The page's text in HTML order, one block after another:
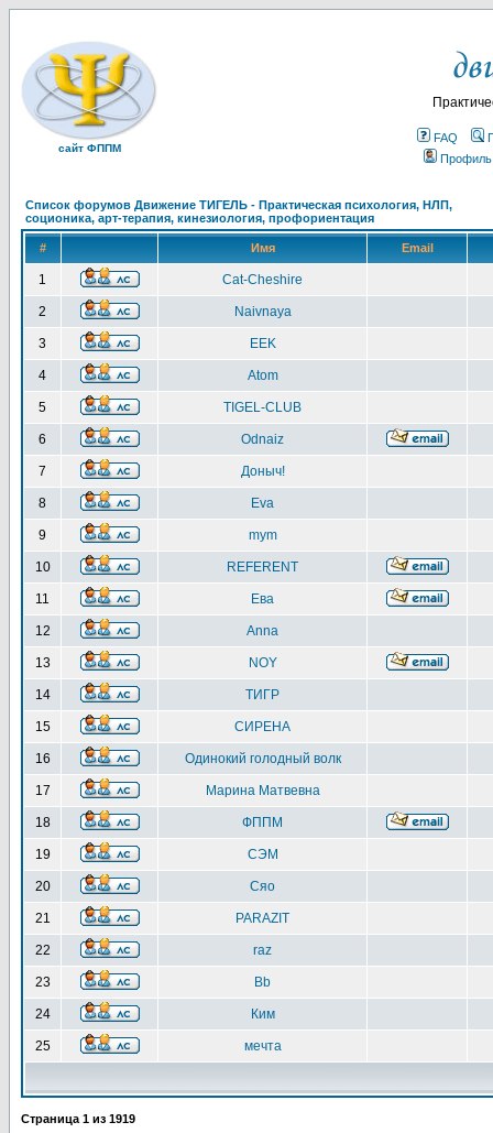
сайт ФППМ
FAQ
Профиль
Список форумов Движение ТИГЕЛЬ - Практическая психология, НЛП,
соционика, арт-терапия, кинезиология, профориентация
# Имя Email
1 Cat-Cheshire
2 Naivnaya
3 EEK
4 Atom
5 TIGEL-CLUB
6 Odnaiz
7 Доныч!
8 Eva
9 mym
10 REFERENT
11 Ева
12 Anna
13 NOY
14 ТИГР
15 СИРЕНА
16 Одинокий голодный волк
17 Марина Матвевна
18 ФППМ
19 СЭМ
20 Сяо
21 PARAZIT
22 raz
23 Bb
24 Ким
25 мечта
Страница 1 из 1919